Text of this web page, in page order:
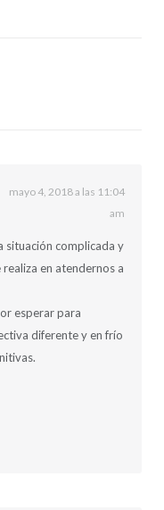
mayo 4, 2018 a las 11:04
am
situación complicada y
en atendernos a
esperar para
diferente y en frío